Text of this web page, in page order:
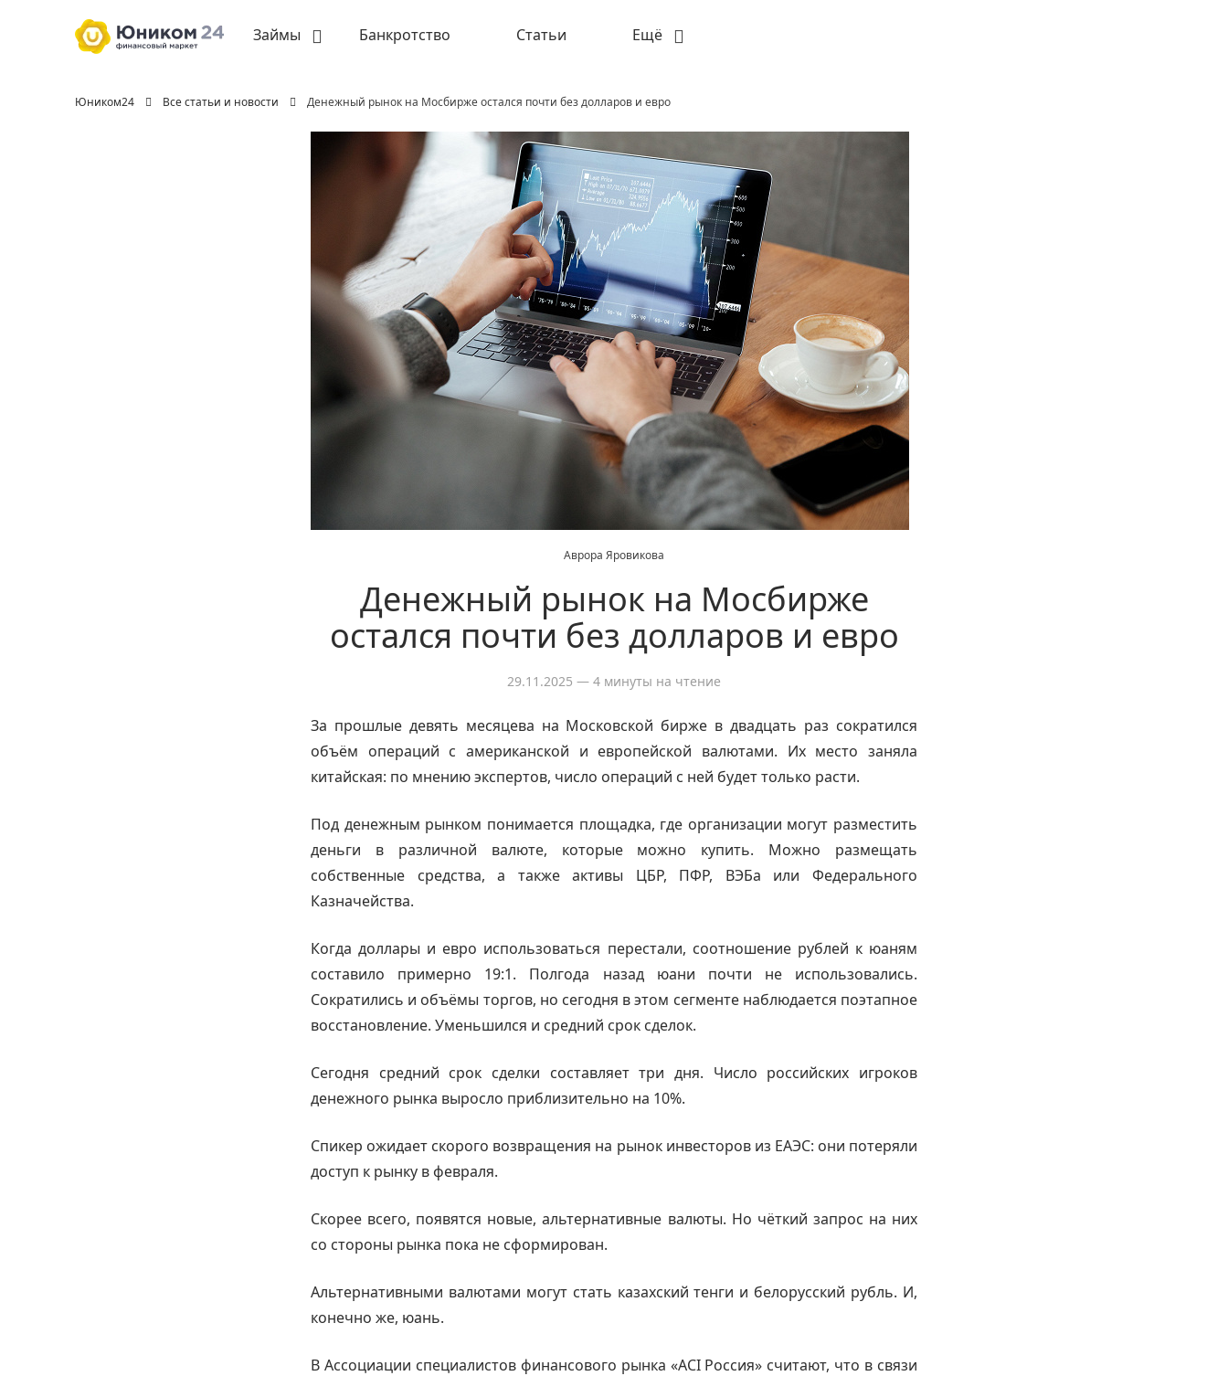
Займы Банкротство Статьи Ещё
Юником24 Все статьи и новости Денежный рынок на Мосбирже остался почти без долларов и евро
Аврора Яровикова
Денежный рынок на Мосбирже
остался почти без долларов и евро
29.11.2025 — 4 минуты на чтение
За прошлые девять месяцева на Московской бирже в двадцать раз сократился
объём операций с американской и европейской валютами. Их место заняла
китайская: по мнению экспертов, число операций с ней будет только расти.
Под денежным рынком понимается площадка, где организации могут разместить
деньги в различной валюте, которые можно купить. Можно размещать
собственные средства, а также активы ЦБР, ПФР, ВЭБа или Федерального
Казначейства.
Когда доллары и евро использоваться перестали, соотношение рублей к юаням
составило примерно 19:1. Полгода назад юани почти не использовались.
Сократились и объёмы торгов, но сегодня в этом сегменте наблюдается поэтапное
восстановление. Уменьшился и средний срок сделок.
Сегодня средний срок сделки составляет три дня. Число российских игроков
денежного рынка выросло приблизительно на 10%.
Спикер ожидает скорого возвращения на рынок инвесторов из ЕАЭС: они потеряли
доступ к рынку в февраля.
Скорее всего, появятся новые, альтернативные валюты. Но чёткий запрос на них
со стороны рынка пока не сформирован.
Альтернативными валютами могут стать казахский тенги и белорусский рубль. И,
конечно же, юань.
В Ассоциации специалистов финансового рынка «ACI Россия» считают, что в связи